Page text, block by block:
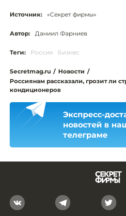
Источник: «Секрет фирмы»
Автор: Даниил Фарниев
Теги: Россия Бизнес
Secretmag.ru / Новости /
Россиянам рассказали, грозит ли
кондиционеров
Экспресс-
новостей в
телеграме